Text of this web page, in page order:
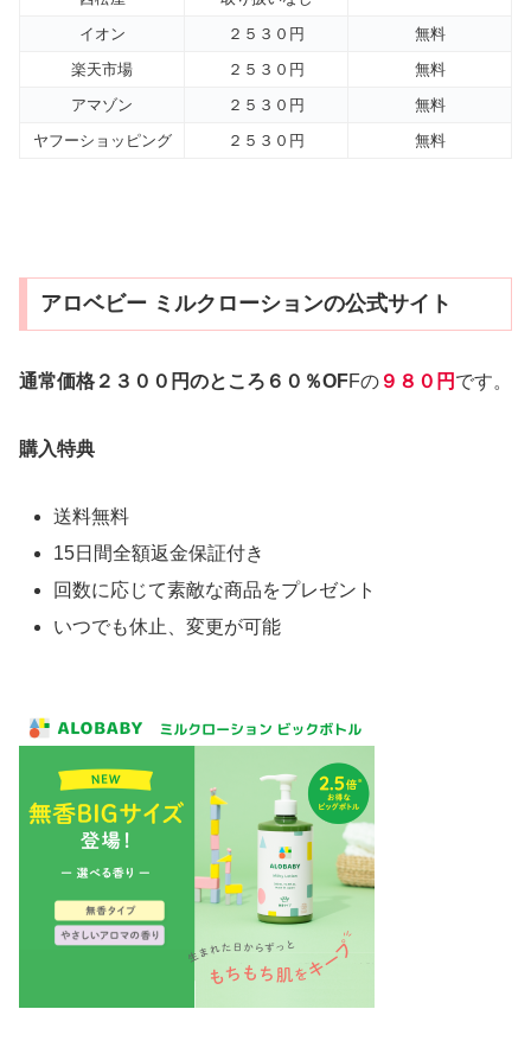
イオン
２５３０円
無料
楽天市場
２５３０円
無料
アマゾン
２５３０円
無料
ヤフーショッピング
２５３０円 無料
アロベビー ミルクローションの公式サイト
通常価格２３００円のところ６０％OFFの ９８０円 です。
購入特典
送料無料
15日間全額返金保証付き
回数に応じて素敵な商品をプレゼント
いつでも休止、変更が可能